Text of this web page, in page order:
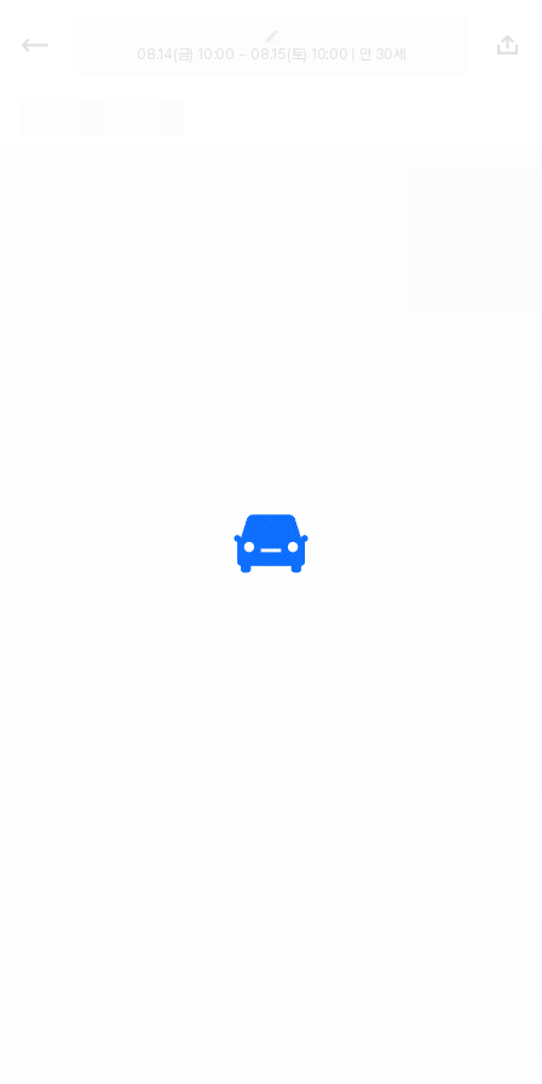
렌트카 추천 | 최저가 한눈에 비교 렌
터카 카모아08.14(금) 10:00 ~ 08.15(토) 10:00 | 만 30세